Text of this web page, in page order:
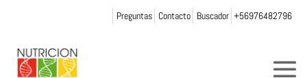
Preguntas Contacto Buscador +56976482796
porWeb Admin NI